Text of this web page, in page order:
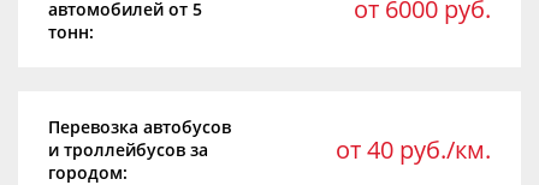
автомобилей от 5
тонн:
от 6000 руб.
Перевозка автобусов
и троллейбусов за
городом:
от 40 руб./км.